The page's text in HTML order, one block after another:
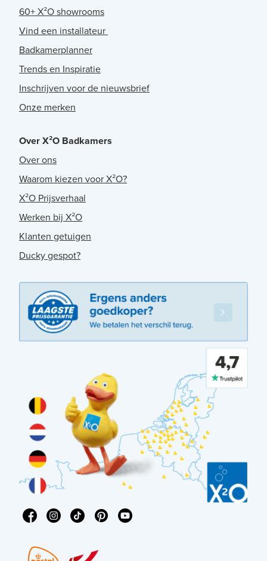
60+ X²O showrooms
Vind een installateur
Badkamerplanner
Trends en Inspiratie
Inschrijven voor de nieuwsbrief
Onze merken
Over X²O Badkamers
Over ons
Waarom kiezen voor X²O?
X²O Prijsverhaal
Werken bij X²O
Klanten getuigen
Ducky gespot?